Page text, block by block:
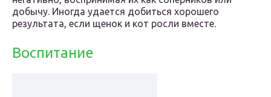
добычу. Иногда удается добиться хорошего
результата, если щенок и кот росли вместе.
Воспитание